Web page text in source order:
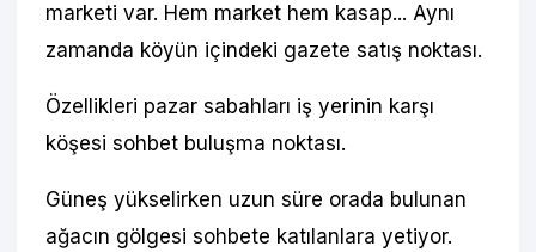
marketi var. Hem market hem kasap... Aynı
zamanda köyün içindeki gazete satış noktası.
Özellikleri pazar sabahları iş yerinin karşı
köşesi sohbet buluşma noktası.
Güneş yükselirken uzun süre orada bulunan
ağacın gölgesi sohbete katılanlara yetiyor.